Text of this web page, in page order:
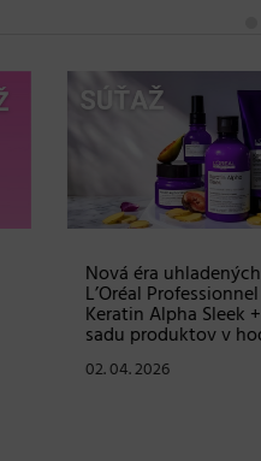
Nová éra uhladených
L’Oréal Professionnel
Keratin Alpha Sleek +
sadu produktov v
02. 04. 2026